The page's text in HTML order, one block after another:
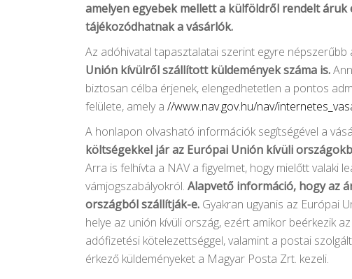
amelyen egyebek mellett a külföldről rendelt
tájékozódhatnak a vásárlók.
Az adóhivatal tapasztalatai szerint egyre népszerűbb
Unión kívülről szállított küldemények száma is.
biztosan célba érjenek, elengedhetetlen a pontos
felülete, amely a //www.nav.gov.hu/nav/
A honlapon olvasható információk segítségével a
költségekkel jár az Európai Unión kívüli
Arra is felhívta a NAV a figyelmet, hogy mielőtt
vámjogszabályokról. Alapvető információ, hogy az
országból szállítják-e. Gyakran ugyanis az Európai
helye az unión kívüli ország, ezért amikor beérkezik
adófizetési kötelezettséggel, valamint a postai
érkező küldeményeket a Magyar Posta Zrt. kezeli.